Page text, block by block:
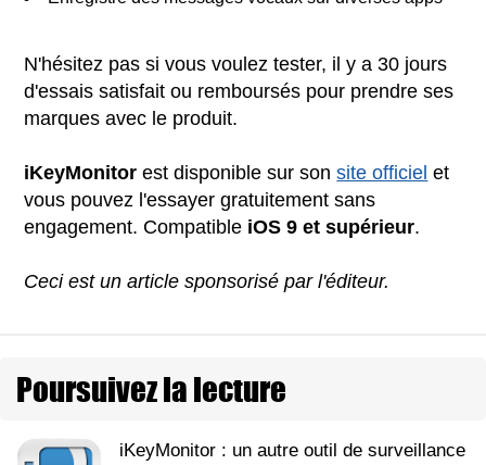
N'hésitez pas si vous voulez tester, il y a 30 jours
d'essais satisfait ou remboursés pour prendre ses
marques avec le produit.
iKeyMonitor est disponible sur sonsite officiel et
vous pouvez l'essayer gratuitement sans
engagement. Compatible iOS 9 et supérieur.
Ceci est un article sponsorisé par l'éditeur.
Poursuivez la lecture
iKeyMonitor : un autre outil de surveillance